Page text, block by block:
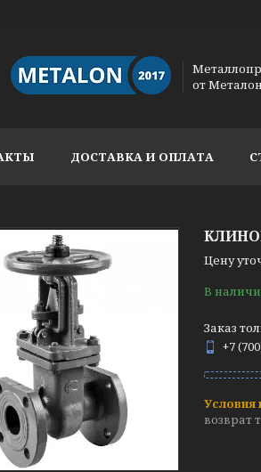
от
ДОСТАВКА И ОПЛАТА
Цену
В
Заказ
+7
возврат